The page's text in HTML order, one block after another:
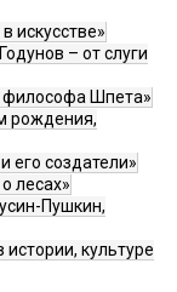
искусстве»
– от слуги
философа Шпета»
рождения,
его создатели»
лесах»
Пушкин,
культуре